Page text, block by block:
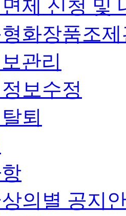
제 신청 및
화장품조
관리
보수정
퇴
의별 공지